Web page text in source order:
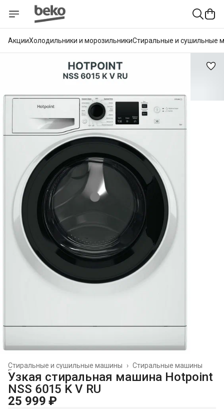
АкцииХолодильники и морозильникиСтиральные и сушильные
Стиральные машины
Стиральные и сушильные машины
›
Главная
›
Узкая стиральная машина Hotpoint
NSS 6015 K V RU
25 999 ₽